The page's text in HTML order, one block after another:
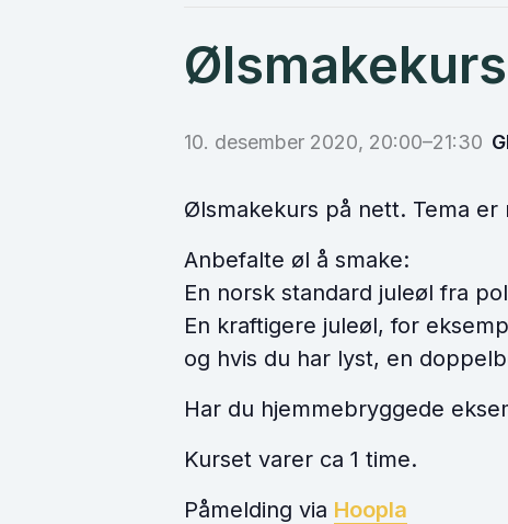
10. desember 2020, 20:00–21:30
Ølsmakekurs på nett. Tema er
Anbefalte øl å smake:
En norsk standard juleøl fra
En kraftigere juleøl, for
og hvis du har lyst, en
Har du hjemmebryggede
Kurset varer ca 1 time.
Påmelding via Hoopla